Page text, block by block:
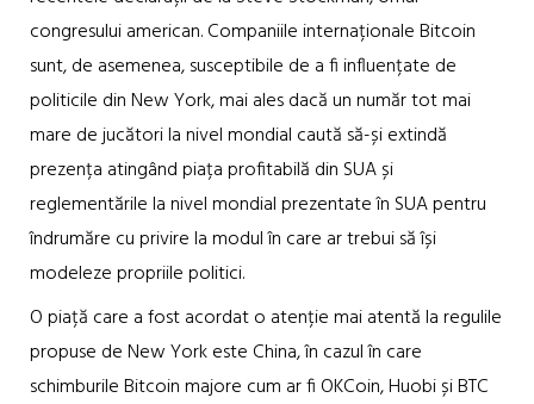
congresului american. Companiile internaționale Bitcoin
sunt, de asemenea, susceptibile de a fi influențate de
politicile din New York, mai ales dacă un număr tot mai
mare de jucători la nivel mondial caută să-și extindă
prezența atingând piața profitabilă din SUA și
reglementările la nivel mondial prezentate în SUA pentru
îndrumăre cu privire la modul în care ar trebui să își
modeleze propriile politici.
O piață care a fost acordat o atenție mai atentă la regulile
propuse de New York este China, în cazul în care
schimburile Bitcoin majore cum ar fi OKCoin, Huobi și BTC